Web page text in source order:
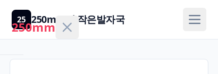
250mm
25 250mm의 작은발자국